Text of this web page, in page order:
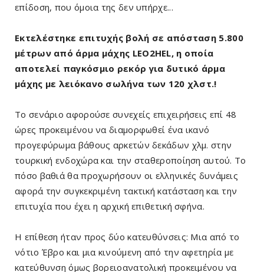
επίδοση, που όμοια της δεν υπήρχε...
Εκτελέστηκε επιτυχής βολή σε απόσταση 5.800
μέτρων από άρμα μάχης LEO2HEL, η οποία
αποτελεί παγκόσμιο ρεκόρ για δυτικό άρμα
μάχης με λειόκανο σωλήνα των 120 χλστ.!
Το σενάριο αφορούσε συνεχείς επιχειρήσεις επί 48
ώρες προκειμένου να διαμορφωθεί ένα ικανό
προγεφύρωμα βάθους αρκετών δεκάδων χλμ. στην
τουρκική ενδοχώρα και την σταθεροποίηση αυτού. Το
πόσο βαθιά θα προχωρήσουν οι ελληνικές δυνάμεις
αφορά την συγκεκριμένη τακτική κατάσταση και την
επιτυχία που έχει η αρχική επιθετική σφήνα.
Η επίθεση ήταν προς δύο κατευθύνσεις: Μια από το
νότιο Έβρο και μια κινούμενη από την αφετηρία με
κατεύθυνση όμως βορειοανατολική προκειμένου να